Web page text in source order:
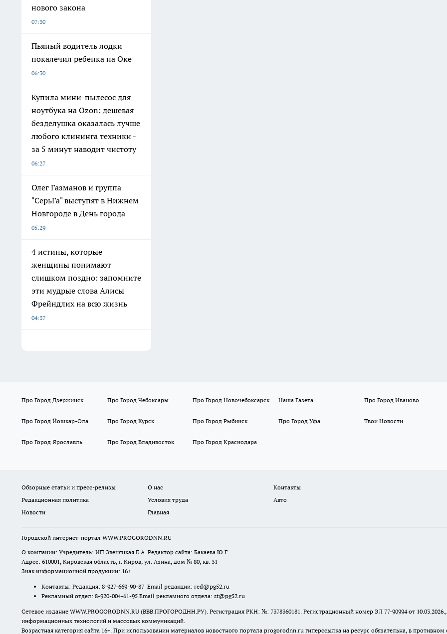
нового закона
07:30
Пьяный водитель лодки
покалечил ребенка на Оке
06:30
Купила мини-пылесос для
ноутбука на Ozon: дешевая
безделушка оказалась лучше
любого клининга техники -
за 5 минут наводит чистоту
06:27
Олег Газманов и группа
"СерьГа" выступят в Нижнем
Новгороде в День города
05:29
4 истины, которые
женщины понимают
слишком поздно: запомните
эти мудрые слова Алисы
Фрейндлих на всю жизнь
04:37
Про Город Дзержинск Про Город Чебоксары Про Город Новочебоксарск Наша Газета Про Город Иваново
Про Город Йошкар-Ола Про Город Курск Про Город Рыбинск Про Город Уфа Твои Новости
Про Город Ярославль Про Город Владивосток Про Город Краснодара
Обзорные статьи и пресс-релизы О нас
Контакты
Редакционная политика
Условия труда
Авто
Новости
Главная
Городской интернет-портал WWW.PROGORODNN.RU
О компании: Учредитель: ИП Звеняцкая Е.А. Редактор сайта: Бакаева Ю.Г.
Адрес: 610001, Кировская область, г. Киров, ул. Азина, дом № 80, кв. 31
Знак информационной продукции: 16+
Контакты: Редакция: 8-927-669-90-87 Email редакции: red@pg52.ru
Рекламный отдел: 8-920-004-61-95 Email рекламного отдела: st@pg52.ru
Сетевое издание WWW.PROGORODNN.RU (ВВВ.ПРОГОРОДНН.РУ). Регистрация РКН: №: 7378360181. Регистрационный номер ЭЛ 77-90994 от
информационных технологий и массовых коммуникаций.
Возрастная категория сайта 16+. При использовании материалов новостного портала progorodnn.ru гиперссылка на ресурс обязательна, в противном